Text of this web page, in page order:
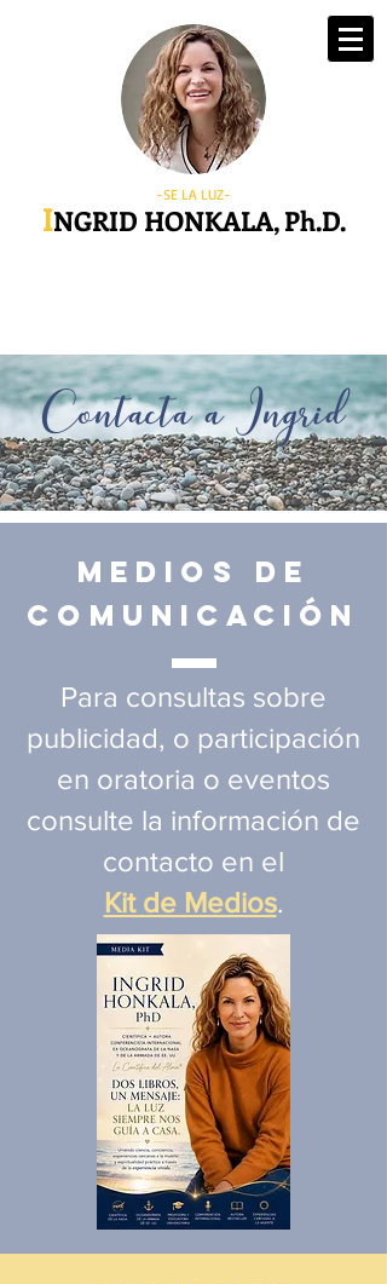
-SE LA LUZ-
INGRID HONKALA, Ph.D.
Contacta a Ingrid
Medios de
Comunicación
Para consultas sobre
publicidad, o participación
en oratoria o eventos
consulte la información de
contacto en el
Kit de Medios.